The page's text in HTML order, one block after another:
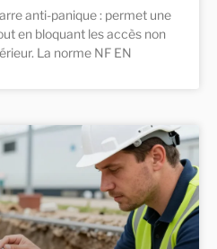
anti-panique : permet une
en bloquant les accès non
La norme NF EN